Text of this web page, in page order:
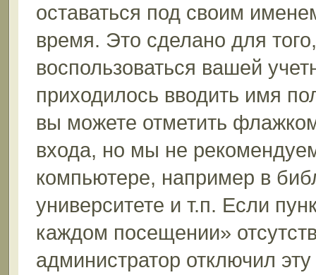
оставаться под своим
время. Это сделано для
воспользоваться вашей
приходилось вводить имя
вы можете отметить
входа, но мы не
компьютере, например в
университете и т.п. Если
каждом посещении»
администратор отключил